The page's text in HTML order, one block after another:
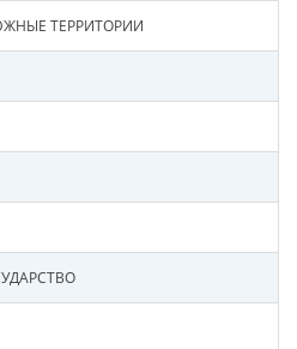
ТЕРРИТОРИИ